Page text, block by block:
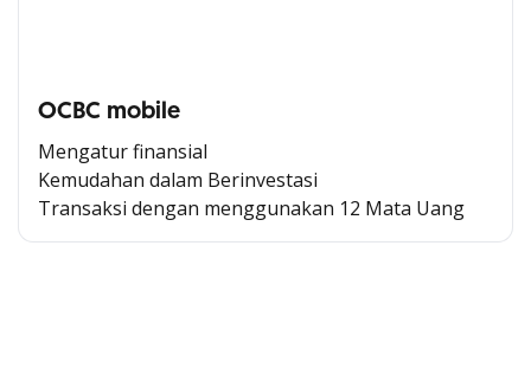
OCBC mobile
Mengatur finansial
Kemudahan dalam Berinvestasi
Transaksi dengan menggunakan 12 Mata Uang
Cross Selling Banner Global